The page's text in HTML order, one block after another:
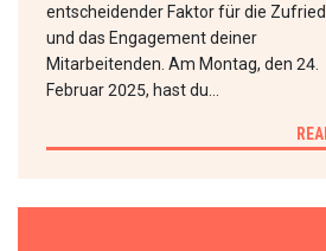
entscheidender Faktor für die
und das Engagement deiner
Mitarbeitenden. Am Montag, den 24.
Februar 2025, hast du…